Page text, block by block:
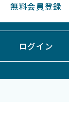
無料会員登録
ログイン